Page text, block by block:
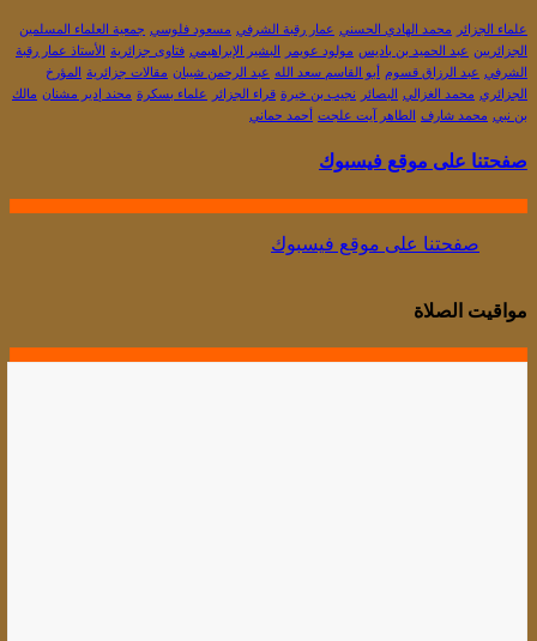
علماء الجزائر محمد الهادي الحسني عمار رقبة الشرفي مسعود فلوسي جمعية العلماء المسلمين
الجزائريين عبد الحميد بن باديس مولود عويمر البشير الإبراهيمي فتاوى جزائرية
الأستاذ عمار رقبة
الشرفي عبد الرزاق قسوم أبو القاسم سعد الله عبد الرحمن شيبان مقالات جزائرية
المؤرخ
الجزائري محمد الغزالي البصائر نجيب بن خيرة قراء الجزائر علماء بسكرة محند إدير مشنان مالك
بن نبي محمد شارف الطاهر آيت علجت أحمد حماني
صفحتنا على موقع فيسبوك
صفحتنا على موقع فيسبوك
مواقيت الصلاة